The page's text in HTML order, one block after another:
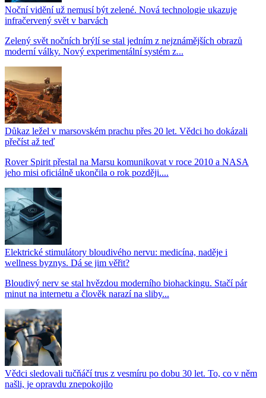
Noční vidění už nemusí být zelené. Nová technologie ukazuje
infračervený svět v barvách
Zelený svět nočních brýlí se stal jedním z nejznámějších obrazů
moderní války. Nový experimentální systém z...
Důkaz ležel v marsovském prachu přes 20 let. Vědci ho dokázali
přečíst až teď
Rover Spirit přestal na Marsu komunikovat v roce 2010 a NASA
jeho misi oficiálně ukončila o rok později....
Elektrické stimulátory bloudivého nervu: medicína, naděje i
wellness byznys. Dá se jim věřit?
Bloudivý nerv se stal hvězdou moderního biohackingu. Stačí pár
minut na internetu a člověk narazí na sliby...
Vědci sledovali tučňáčí trus z vesmíru po dobu 30 let. To, co v něm
našli, je opravdu znepokojilo